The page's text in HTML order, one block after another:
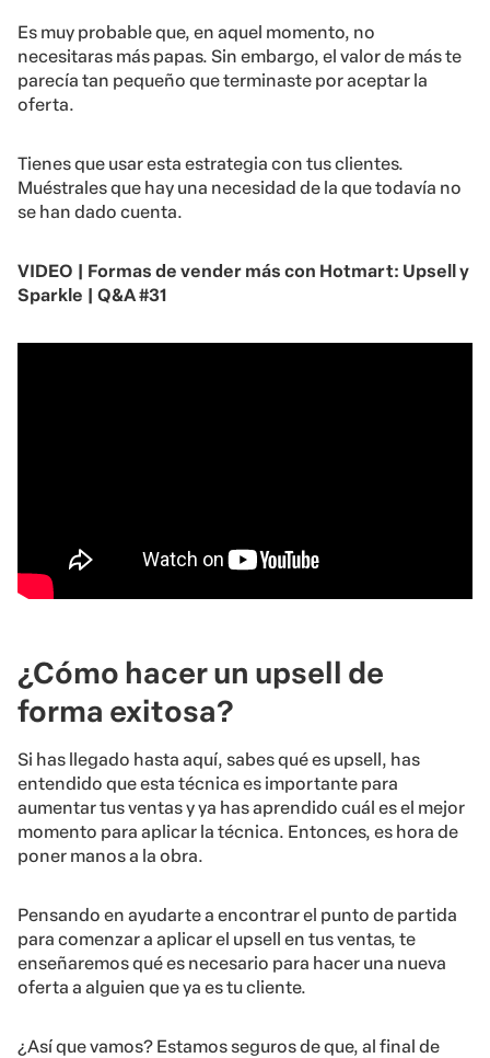
Es muy probable que, en aquel momento, no
necesitaras más papas. Sin embargo, el valor de más te
parecía tan pequeño que terminaste por aceptar la
oferta.
Tienes que usar esta estrategia con tus clientes.
Muéstrales que hay una necesidad de la que todavía no
se han dado cuenta.
VIDEO | Formas de vender más con Hotmart: Upsell y
Sparkle | Q&A #31
¿Cómo hacer un upsell de
forma exitosa?
Si has llegado hasta aquí, sabes qué es upsell, has
entendido que esta técnica es importante para
aumentar tus ventas y ya has aprendido cuál es el mejor
momento para aplicar la técnica. Entonces, es hora de
poner manos a la obra.
Pensando en ayudarte a encontrar el punto de partida
para comenzar a aplicar el upsell en tus ventas, te
enseñaremos qué es necesario para hacer una nueva
oferta a alguien que ya es tu cliente.
¿Así que vamos? Estamos seguros de que, al final de